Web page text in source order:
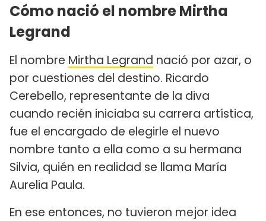
Cómo nació el nombre Mirtha
Legrand
El nombre Mirtha Legrand nació por azar, o
por cuestiones del destino. Ricardo
Cerebello, representante de la diva
cuando recién iniciaba su carrera artística,
fue el encargado de elegirle el nuevo
nombre tanto a ella como a su hermana
Silvia, quién en realidad se llama María
Aurelia Paula.
En ese entonces, no tuvieron mejor idea